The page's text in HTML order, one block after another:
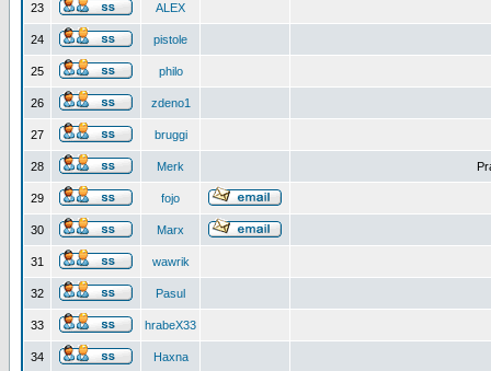
23 ALEX
24 pistole
25 philo
26 zdeno1
27 bruggi
28 Merk
29 fojo
30 Marx
31 wawrik
32 Pasul
33 hrabeX33
34 Haxna